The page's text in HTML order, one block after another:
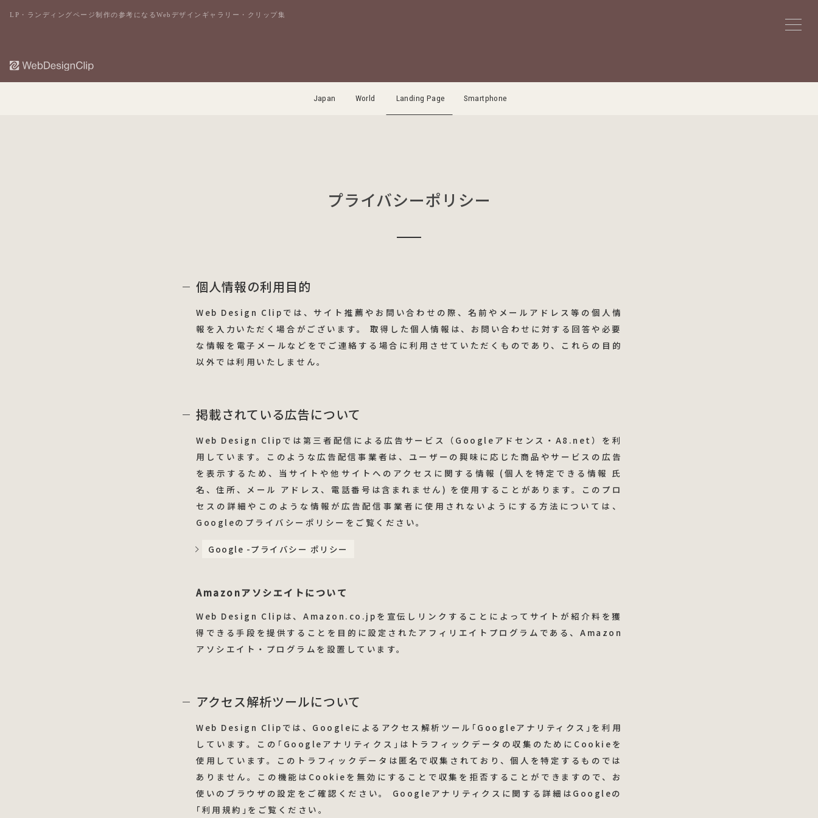
LP・ランディングページ制作の参考になるWebデザインギャラリー・クリップ集
Japan World Landing Page Smartphone
プライバシーポリシー
個人情報の利用目的
Web Design Clipでは、サイト推薦やお問い合わせの際、名前やメールアドレス等の個人情
報を入力いただく場合がございます。 取得した個人情報は、お問い合わせに対する回答や必要
な情報を電子メールなどをでご連絡する場合に利用させていただくものであり、これらの目的
以外では利用いたしません。
掲載されている広告について
Web Design Clipでは第三者配信による広告サービス（Googleアドセンス・A8.net）を利
用しています。このような広告配信事業者は、ユーザーの興味に応じた商品やサービスの広告
を表示するため、当サイトや他サイトへのアクセスに関する情報 (個人を特定できる情報 氏
名、住所、メール アドレス、電話番号は含まれません) を使用することがあります。このプロ
セスの詳細やこのような情報が広告配信事業者に使用されないようにする方法については、
Googleのプライバシーポリシーをご覧ください。
Google -プライバシー ポリシー
Amazonアソシエイトについて
Web Design Clipは、Amazon.co.jpを宣伝しリンクすることによってサイトが紹介料を獲
得できる手段を提供することを目的に設定されたアフィリエイトプログラムである、Amazon
アソシエイト・プログラムを設置しています。
アクセス解析ツールについて
Web Design Clipでは、Googleによるアクセス解析ツール｢Googleアナリティクス｣を利用
しています。この｢Googleアナリティクス｣はトラフィックデータの収集のためにCookieを
使用しています。このトラフィックデータは匿名で収集されており、個人を特定するものでは
ありません。この機能はCookieを無効にすることで収集を拒否することができますので、お
使いのブラウザの設定をご確認ください。 Googleアナリティクスに関する詳細はGoogleの
｢利用規約｣をご覧ください。